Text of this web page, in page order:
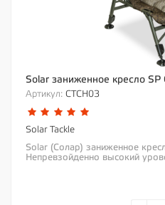
Solar заниженное кресло SP
Артикул: CTCH03
Solar Tackle
Solar (Солар) заниженное
Непревзойденно высокий